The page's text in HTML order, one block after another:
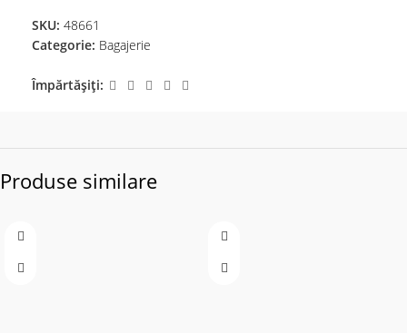
SKU: 48661
Categorie: Bagajerie
Împărtășiți:
Produse similare